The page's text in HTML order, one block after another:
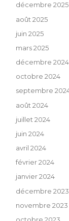
décembre 2025
août 2025
juin 2025
mars 2025
décembre 2024
octobre 2024
septembre
août 2024
juillet 2024
juin 2024
avril 2024
février 2024
janvier 2024
décembre 2023
novembre 2023